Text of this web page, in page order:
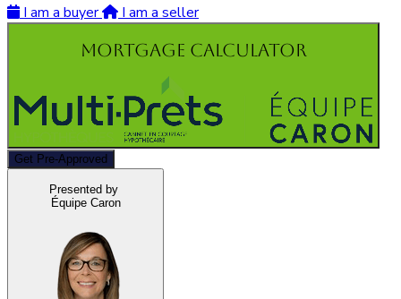
I am a buyer
I am a seller
Mortgage Calculator
Get Pre-Approved
Presented by
Équipe Caron